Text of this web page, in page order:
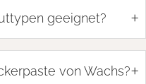
geeignet? +
von Wachs?+